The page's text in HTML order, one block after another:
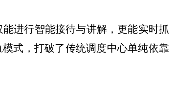
进行智能接待与讲解，更能实时抓
式，打破了传统调度中心单纯依靠